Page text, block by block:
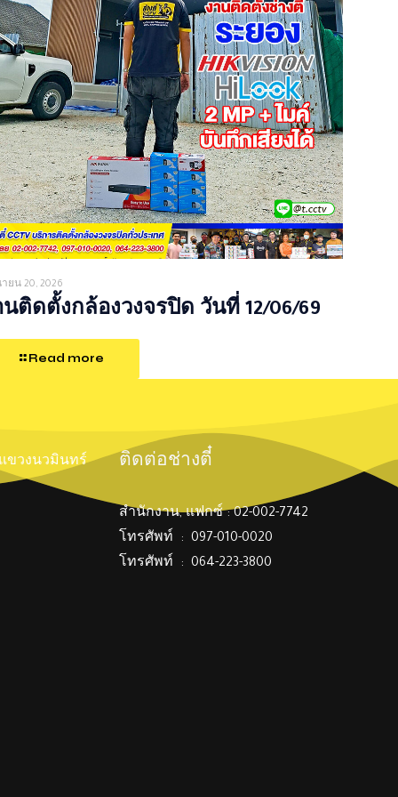
ยน 20, 2026
นติดตั้งกล้องวงจรปิด วันที่ 12/06/69
Read more
แขวงนวมินทร์ ติดต่อช่างตี๋
สำนักงาน, แฟกซ์ : 02-002-7742
โทรศัพท์ : 097-010-0020
โทรศัพท์ : 064-223-3800